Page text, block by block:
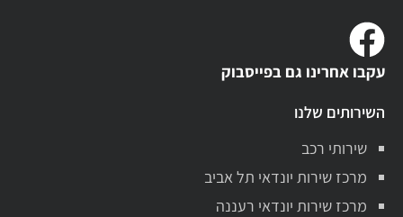
עקבו אחרינו גם בפייסבוק
השירותים שלנו
שירותי רכב
מרכז שירות יונדאי תל אביב
מרכז שירות יונדאי רעננה